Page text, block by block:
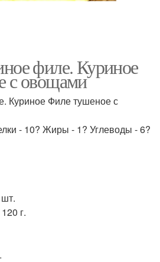
филе. Куриное
с овощами
Куриное Филе тушеное с
- 10? Жиры - 1? Углеводы - 6?
г.